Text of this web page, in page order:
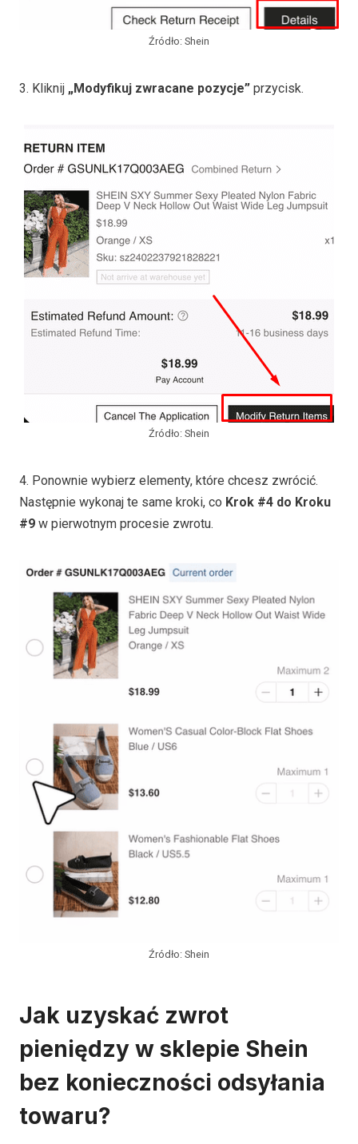
Źródło: Shein
3. Kliknij „Modyfikuj zwracane pozycje” przycisk.
Źródło: Shein
4. Ponownie wybierz elementy, które chcesz zwrócić.
Następnie wykonaj te same kroki, co Krok #4 do Kroku
#9 w pierwotnym procesie zwrotu.
Źródło: Shein
Jak uzyskać zwrot
pieniędzy w sklepie Shein
bez konieczności odsyłania
towaru?